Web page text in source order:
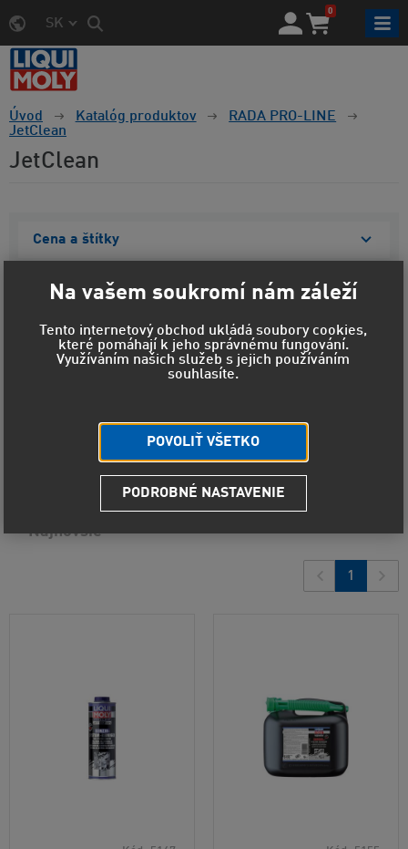
SK
0
Úvod Katalóg produktov
RADA PRO-LINE
JetClean
JetClean
Cena a štítky
Materiál obalu
Zobraziť vybrané
Predvolené radenie
Od najlacnejšieho
Od najdrahšieho
Najnovšie
11produktov
1
Na vašem soukromí nám záleží
Tento internetový obchod ukládá soubory cookies,
které pomáhají k jeho správnému fungování.
Využíváním našich služeb s jejich používáním
souhlasíte.
POVOLIŤ VŠETKO
PODROBNÉ NASTAVENIE